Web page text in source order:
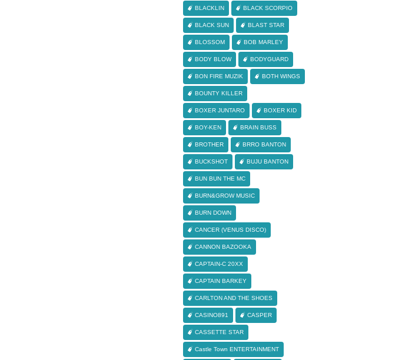
BLACKLIN BLACK SCORPIO
BLACK SUN BLAST STAR
BLOSSOM BOB MARLEY
BODY BLOW BODYGUARD
BON FIRE MUZIK BOTH WINGS
BOUNTY KILLER
BOXER JUNTARO BOXER KID
BOY-KEN BRAIN BUSS
BROTHER BRRO BANTON
BUCKSHOT BUJU BANTON
BUN BUN THE MC
BURN&GROW MUSIC
BURN DOWN
CANCER (VENUS DISCO)
CANNON BAZOOKA
CAPTAIN-C 20XX
CAPTAIN BARKEY
CARLTON AND THE SHOES
CASINO891 CASPER
CASSETTE STAR
Castle Town ENTERTAINMENT